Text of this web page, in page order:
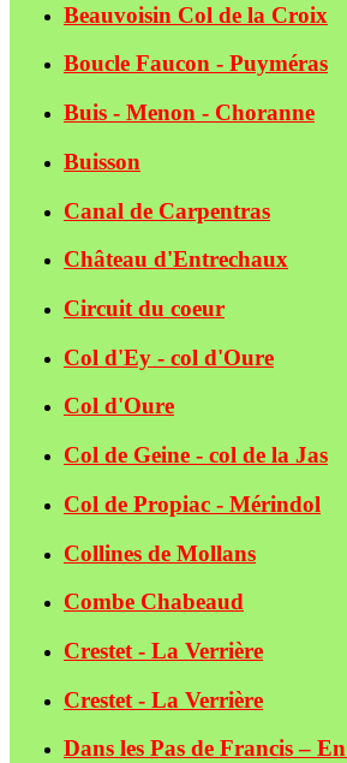
Beauvoisin Col de la Croix
Boucle Faucon - Puyméras
Buis - Menon - Choranne
Buisson
Canal de Carpentras
Château d'Entrechaux
Circuit du coeur
Col d'Ey - col d'Oure
Col d'Oure
Col de Geine - col de la Jas
Col de Propiac - Mérindol
Collines de Mollans
Combe Chabeaud
Crestet - La Verrière
Crestet - La Verrière
Dans les Pas de Francis –